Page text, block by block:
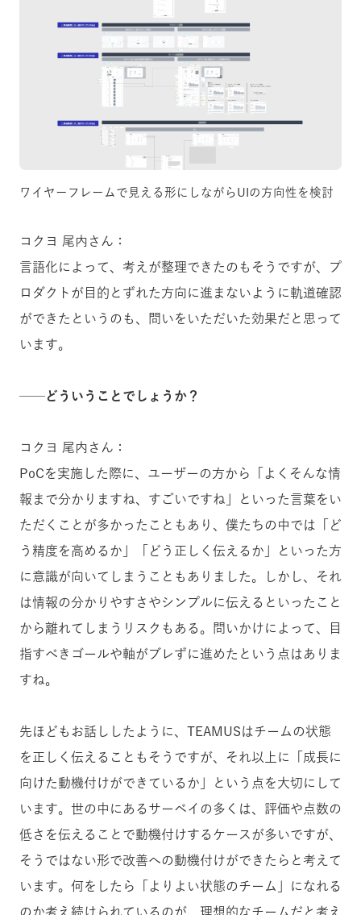
ワイヤーフレームで見える形にしながらUIの方向性を検討
コクヨ 尾内さん：
言語化によって、考えが整理できたのもそうですが、プ
ロダクトが目的とずれた方向に進まないように軌道確認
ができたというのも、問いをいただいた効果だと思って
います。
──どういうことでしょうか？
コクヨ 尾内さん：
PoCを実施した際に、ユーザーの方から「よくそんな情
報まで分かりますね、すごいですね」といった言葉をい
ただくことが多かったこともあり、僕たちの中では「ど
う精度を高めるか」「どう正しく伝えるか」といった方
に意識が向いてしまうこともありました。しかし、それ
は情報の分かりやすさやシンプルに伝えるといったこと
から離れてしまうリスクもある。問いかけによって、目
指すべきゴールや軸がブレずに進めたという点はありま
すね。
先ほどもお話ししたように、TEAMUSはチームの状態
を正しく伝えることもそうですが、それ以上に「成長に
向けた動機付けができているか」という点を大切にして
います。世の中にあるサーベイの多くは、評価や点数の
低さを伝えることで動機付けするケースが多いですが、
そうではない形で改善への動機付けができたらと考えて
います。何をしたら「よりよい状態のチーム」になれる
のか考え続けられているのが、理想的なチームだと考え